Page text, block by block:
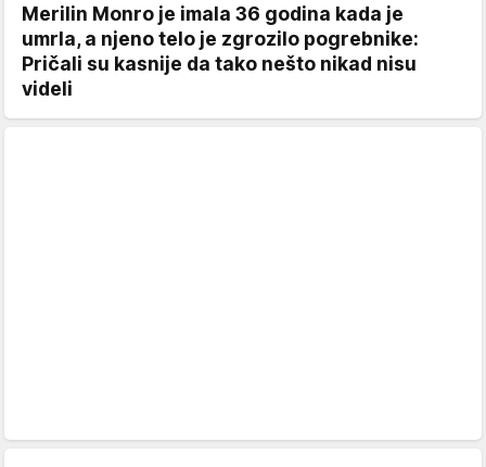
Merilin Monro je imala 36 godina kada je
umrla, a njeno telo je zgrozilo pogrebnike:
Pričali su kasnije da tako nešto nikad nisu
videli